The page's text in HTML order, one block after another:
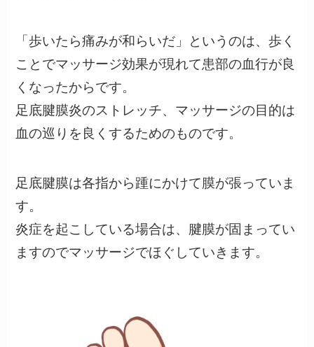
「歩いたら痛みが和らいだ」というのは、歩く
ことでマッサージ効果が現れて患部の血行が良
くなったからです。
足底腱膜炎のストレッチ、マッサージの目的は
血の巡りを良くするためのものです。
足底腱膜は各指から踵にかけて膜が張っていま
す。
炎症を起こしている場合は、腱膜が固まってい
ますのでマッサージでほぐしていきます。